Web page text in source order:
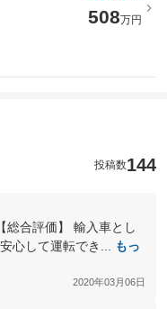
508万円
投稿数144
総合評価】 輸入車とし
心して運転でき...
もっ
2020年03月06日